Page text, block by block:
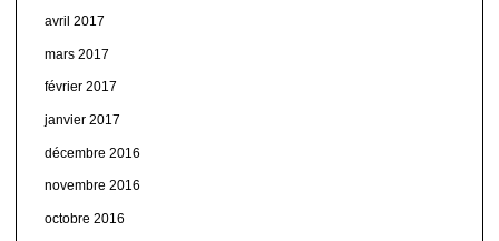
avril 2017
mars 2017
février 2017
janvier 2017
décembre 2016
novembre 2016
octobre 2016